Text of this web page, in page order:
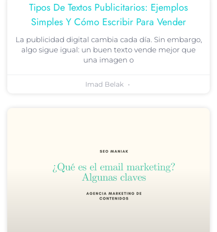
Tipos De Textos Publicitarios: Ejemplos
Simples Y Cómo Escribir Para Vender
La publicidad digital cambia cada día. Sin embargo,
algo sigue igual: un buen texto vende mejor que
una imagen o
Imad Belak